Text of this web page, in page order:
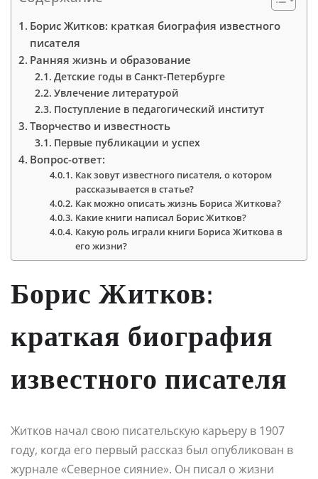
Борис Житков: краткая биография известного
писателя
Ранняя жизнь и образование
Детские годы в Санкт-Петербурге
Увлечение литературой
Поступление в педагогический институт
Творчество и известность
Первые публикации и успех
Вопрос-ответ:
Как зовут известного писателя, о котором
рассказывается в статье?
Как можно описать жизнь Бориса Житкова?
Какие книги написал Борис Житков?
Какую роль играли книги Бориса Житкова в
его жизни?
Борис Житков:
краткая биография
известного писателя
Житков начал свою писательскую карьеру в 1907
году, когда его первый рассказ был опубликован в
журнале «Северное сияние». Он писал о жизни